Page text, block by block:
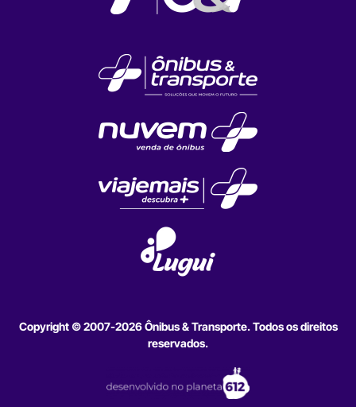
Copyright © 2007-2026 Ônibus & Transporte. Todos os direitos
reservados.